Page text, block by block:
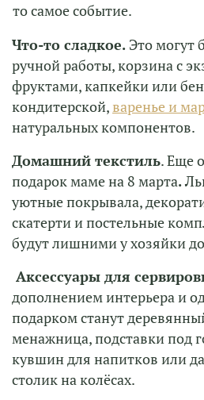
то самое событие.
Что-то сладкое. Это могут
ручной работы, корзина с
фруктами, капкейки или
кондитерской, варенье и
натуральных компонентов.
Домашний текстиль. Еще
подарок маме на 8 марта.
уютные покрывала,
скатерти и постельные
будут лишними у хозяйки
Аксессуары для
дополнением интерьера и
подарком станут
менажница, подставки под
кувшин для напитков или
столик на колёсах.